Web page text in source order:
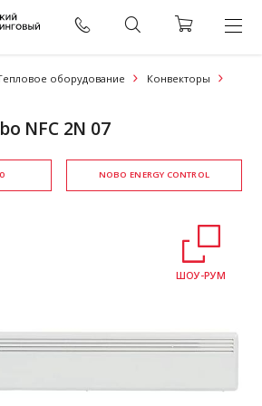
оборудование
Конвекторы
NFC 2N 07
NOBO ENERGY CONTROL
ШОУ-РУМ